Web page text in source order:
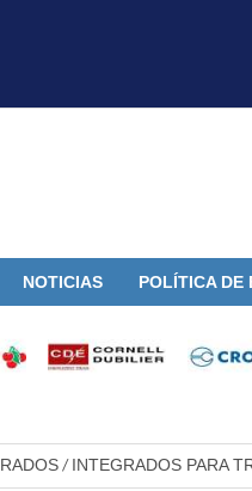
NOTICIAS POLÍTICA DE
/ INTEGRADOS PARA